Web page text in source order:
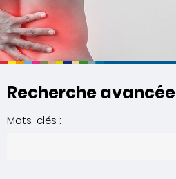
Recherche avancée
Mots-clés :